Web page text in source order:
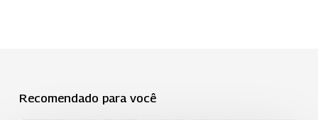
Recomendado para você